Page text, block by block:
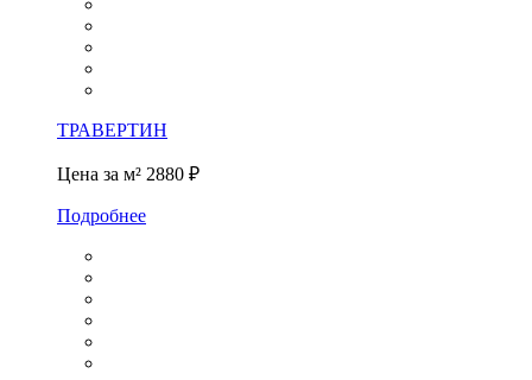
ТРАВЕРТИН
Цена за м² 2880 ₽
Подробнее